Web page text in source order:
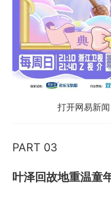
打开网易新
PART 03
叶泽回故地重温童